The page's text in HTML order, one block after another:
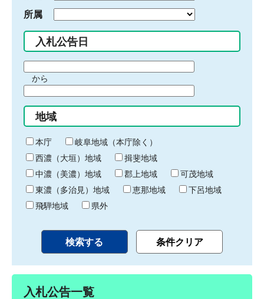
所属
入札公告日
間
始
り
から
間
終
わ
り
地域
本庁
岐阜地域（本庁除く）
西濃（大垣）地域
揖斐地域
中濃（美濃）地域
郡上地域
可茂地域
東濃（多治見）地域
恵那地域
下呂地域
飛騨地域
県外
入札公告一覧